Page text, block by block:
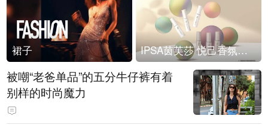
裙子 IPSA茵芙莎 悦己香氛凝露上市
被嘲“老爸单品”的五分牛仔裤有着
别样的时尚魔力